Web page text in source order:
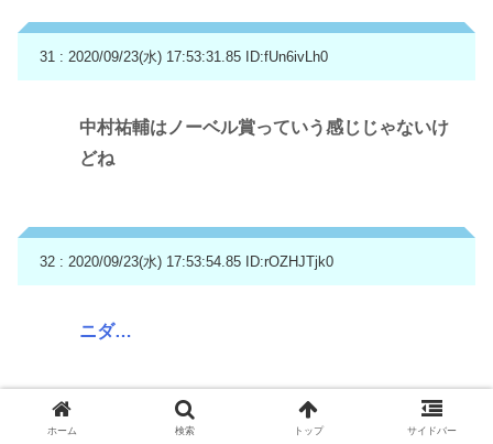
31 : 2020/09/23(水) 17:53:31.85 ID:fUn6ivLh0
中村祐輔はノーベル賞っていう感じじゃないけ
どね
32 : 2020/09/23(水) 17:53:54.85 ID:rOZHJTjk0
ニダ…
35 : 2020/09/23(水) 17:54:39.36 ID:l8ZFZscp0
ホーム 検索 トップ サイドバー